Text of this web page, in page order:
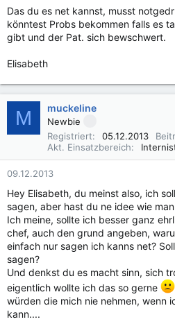
Das du es net kannst, musst
könntest Probs bekommen falls es
gibt und der Pat. sich bewschwert.
Elisabeth
M muckeline
Newbie
Registriert
05.12.2013
Akt. Einsatzbereich
09.12.2013
Hey Elisabeth, du meinst also, ich
sagen, aber hast du ne idee wie
Ich meine, sollte ich besser ganz
chef, auch den grund angeben,
einfach nur sagen ich kanns net?
sagen?
Und denkst du es macht sinn, sich
eigentlich wollte ich das so gerne
würden die mich nie nehmen, wenn
kann....